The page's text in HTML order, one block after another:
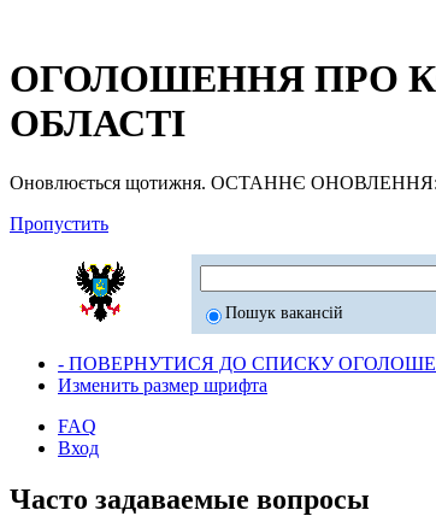
ОГОЛОШЕННЯ ПРО
ОБЛАСТІ
Оновлюється щотижня. ОСТАННЄ ОНОВЛЕННЯ:
Пропустить
Пошук вакансій
- ПОВЕРНУТИСЯ ДО СПИСКУ
Изменить размер шрифта
FAQ
Вход
Часто задаваемые вопросы